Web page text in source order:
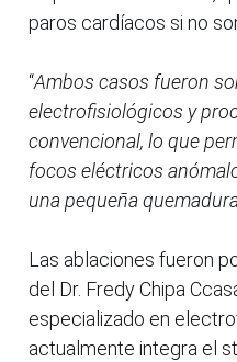
paros cardíacos si no
“Ambos casos fueron
electrofisiológicos y
convencional, lo que
focos eléctricos
una pequeña
Las ablaciones fueron
del Dr. Fredy Chipa
especializado en
actualmente integra el